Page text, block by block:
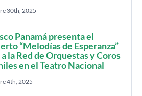
30th, 2025
Panamá presenta el
“Melodías de Esperanza”
la Red de Orquestas y Coros
en el Teatro Nacional
4th, 2025